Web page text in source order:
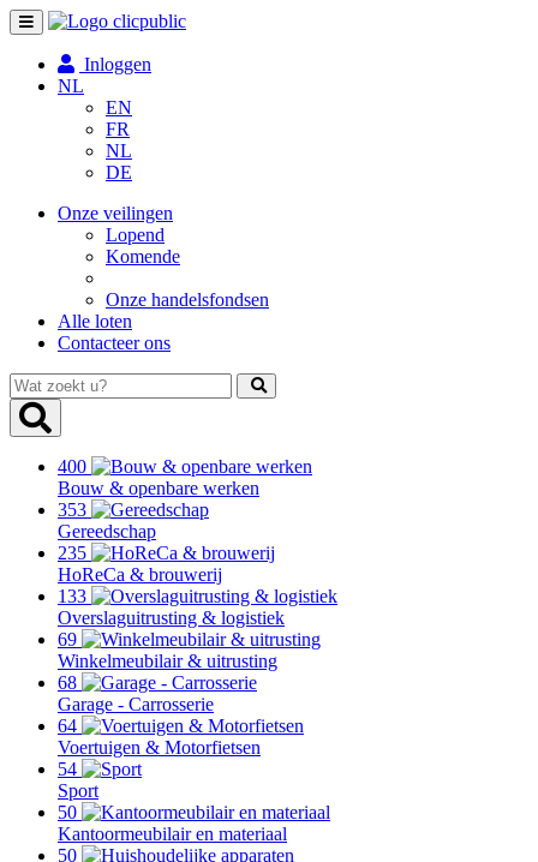
Toggle
navigation
Inloggen
NL
EN
FR
NL
DE
Onze veilingen
Lopend
Komende
Onze handelsfondsen
Alle loten
Contacteer ons
Wat
zoekt
u?
400
Bouw & openbare werken
353
Gereedschap
235
HoReCa & brouwerij
133
Overslaguitrusting & logistiek
69
Winkelmeubilair & uitrusting
68
Garage - Carrosserie
64
Voertuigen & Motorfietsen
54
Sport
50
Kantoormeubilair en materiaal
50